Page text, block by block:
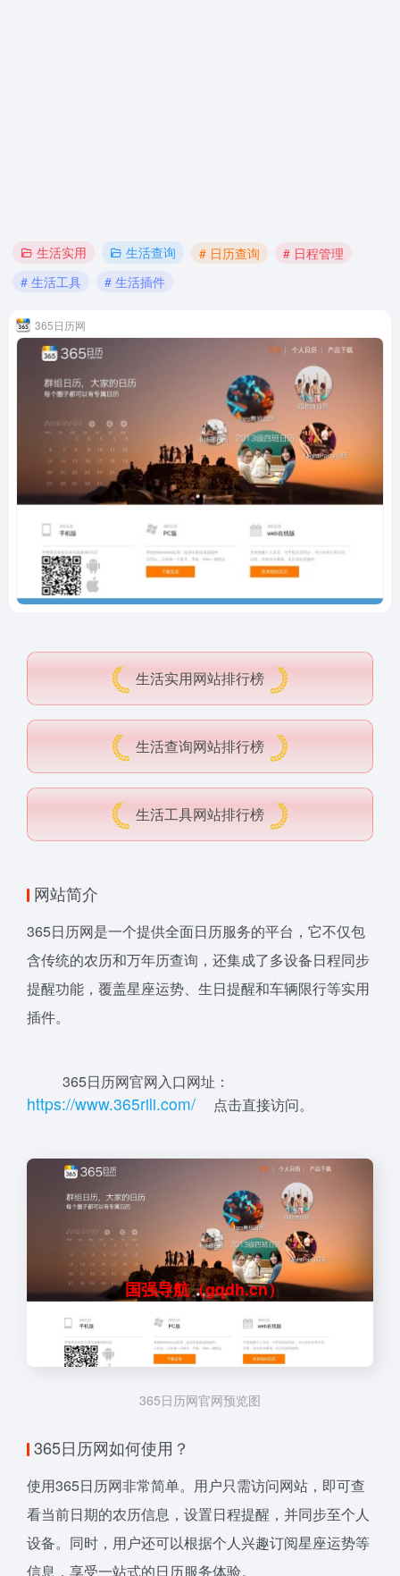
生活实用 生活查询 # 日历查询
# 日程管理
# 生活工具
# 生活插件
365日历网
生活实用网站排行榜
生活查询网站排行榜
生活工具网站排行榜
网站简介
365日历网是一个提供全面日历服务的平台，它不仅包
含传统的农历和万年历查询，还集成了多设备日程同步
提醒功能，覆盖星座运势、生日提醒和车辆限行等实用
插件。
365日历网官网入口网址：
https://www.365rili.com/ 点击直接访问。
国强导航（gqdh.cn）
365日历网官网预览图
365日历网如何使用？
使用365日历网非常简单。用户只需访问网站，即可查
看当前日期的农历信息，设置日程提醒，并同步至个人
设备。同时，用户还可以根据个人兴趣订阅星座运势等
信息，享受一站式的日历服务体验。